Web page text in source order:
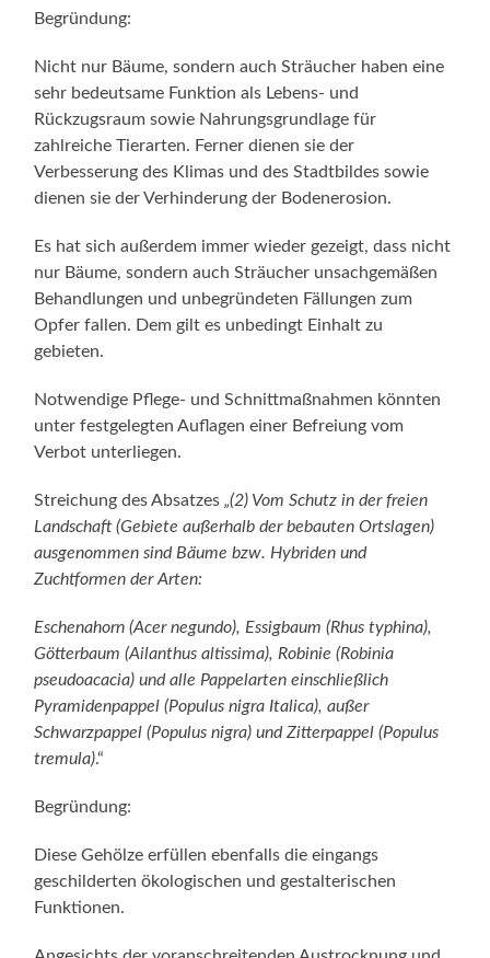
Begründung:
Nicht nur Bäume, sondern auch Sträucher haben eine
sehr bedeutsame Funktion als Lebens- und
Rückzugsraum sowie Nahrungsgrundlage für
zahlreiche Tierarten. Ferner dienen sie der
Verbesserung des Klimas und des Stadtbildes sowie
dienen sie der Verhinderung der Bodenerosion.
Es hat sich außerdem immer wieder gezeigt, dass nicht
nur Bäume, sondern auch Sträucher unsachgemäßen
Behandlungen und unbegründeten Fällungen zum
Opfer fallen. Dem gilt es unbedingt Einhalt zu
gebieten.
Notwendige Pflege- und Schnittmaßnahmen könnten
unter festgelegten Auflagen einer Befreiung vom
Verbot unterliegen.
Streichung des Absatzes„(2) Vom Schutz in der freien
Landschaft (Gebiete außerhalb der bebauten Ortslagen)
ausgenommen sind Bäume bzw. Hybriden und
Zuchtformen der Arten:
Eschenahorn (Acer negundo), Essigbaum (Rhus typhina),
Götterbaum (Ailanthus altissima), Robinie (Robinia
pseudoacacia) und alle Pappelarten einschließlich
Pyramidenpappel (Populus nigra Italica), außer
Schwarzpappel (Populus nigra) und Zitterpappel (Populus
tremula).“
Begründung:
Diese Gehölze erfüllen ebenfalls die eingangs
geschilderten ökologischen und gestalterischen
Funktionen.